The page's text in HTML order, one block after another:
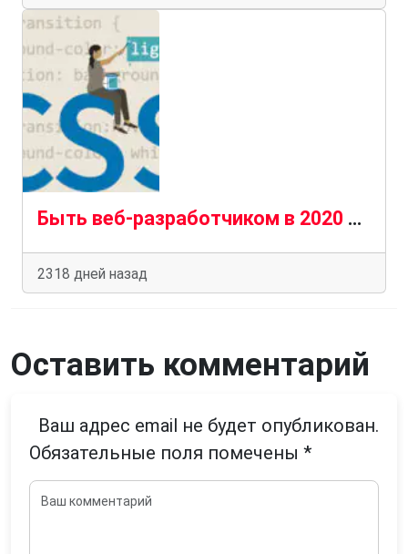
Быть веб-разработчиком в 2020 – Часть 2. Выбор правильной структуры CSS
2318 дней назад
Оставить комментарий
Ваш адрес email не будет опубликован.
Обязательные поля помечены *